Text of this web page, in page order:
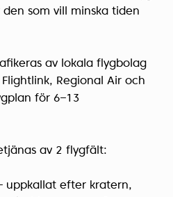
som vill minska tiden
av lokala flygbolag
Regional Air och
för 6–13
av 2 flygfält:
uppkallat efter kratern,